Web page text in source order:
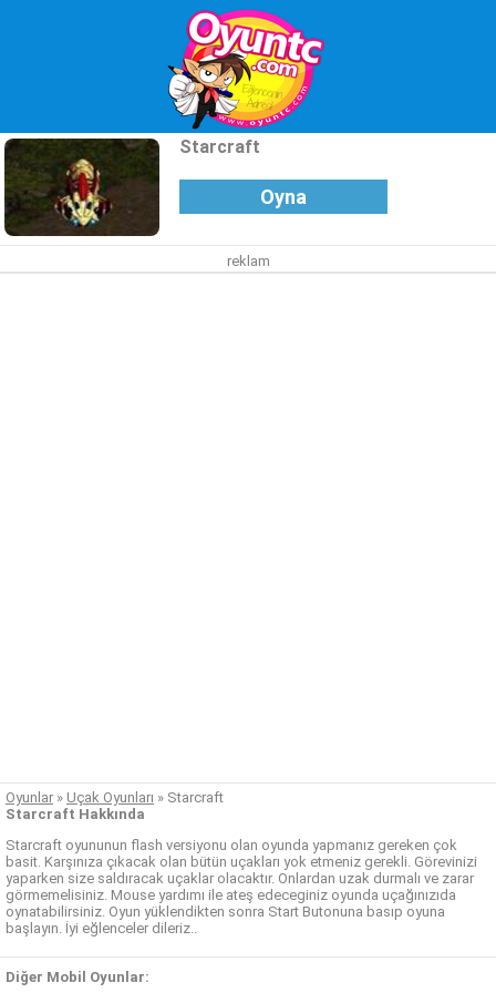
Starcraft
Oyna
reklam
Oyunlar » Uçak Oyunları » Starcraft
Starcraft Hakkında
Starcraft oyununun flash versiyonu olan oyunda yapmanız gereken çok
basit. Karşınıza çıkacak olan bütün uçakları yok etmeniz gerekli. Görevinizi
yaparken size saldıracak uçaklar olacaktır. Onlardan uzak durmalı ve zarar
görmemelisiniz. Mouse yardımı ile ateş edeceginiz oyunda uçağınızıda
oynatabilirsiniz. Oyun yüklendikten sonra Start Butonuna basıp oyuna
başlayın. İyi eğlenceler dileriz..
Diğer Mobil Oyunlar: